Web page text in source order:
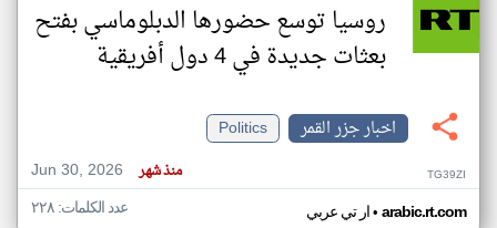
روسيا توسع حضورها الدبلوماسي بفتح
بعثات جديدة في 4 دول أفريقية
اخبار جزر القمر
Politics
Jun 30, 2026
منذ شهر TG39ZI
ار تي عربي• arabic.rt.com عدد الكلمات: ٢٢٨